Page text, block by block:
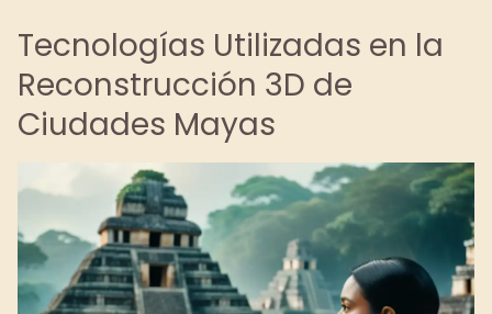
Tecnologías Utilizadas en la
Reconstrucción 3D de
Ciudades Mayas